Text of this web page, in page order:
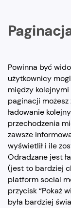
Powinna być
użytkownicy
między
paginacji
ładowanie
przechodzenia
zawsze
wyświetlił i ile
Odradzane jest
(jest to bardziej
platform social
przycisk “Pokaż
była bardziej